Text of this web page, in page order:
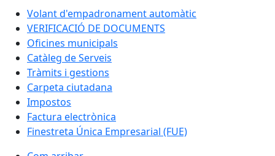
Volant d'empadronament automàtic
VERIFICACIÓ DE DOCUMENTS
Oficines municipals
Catàleg de Serveis
Tràmits i gestions
Carpeta ciutadana
Impostos
Factura electrònica
Finestreta Única Empresarial (FUE)